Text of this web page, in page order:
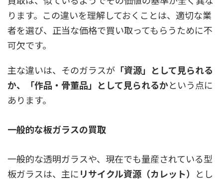
ります。この違いを理解しておくことは、適切な業
者を選び、正当な価格で買い取ってもらうために不
可欠です。
主な違いは、そのガラスが 「資源」として見られる
か、「作品・骨董品」として見られるかという点に
あります。
一般的な板ガラスの買取
一般的な透明ガラスや、現在でも量産されている型
板ガラスは、主にリサイクル資源（カレット） とし